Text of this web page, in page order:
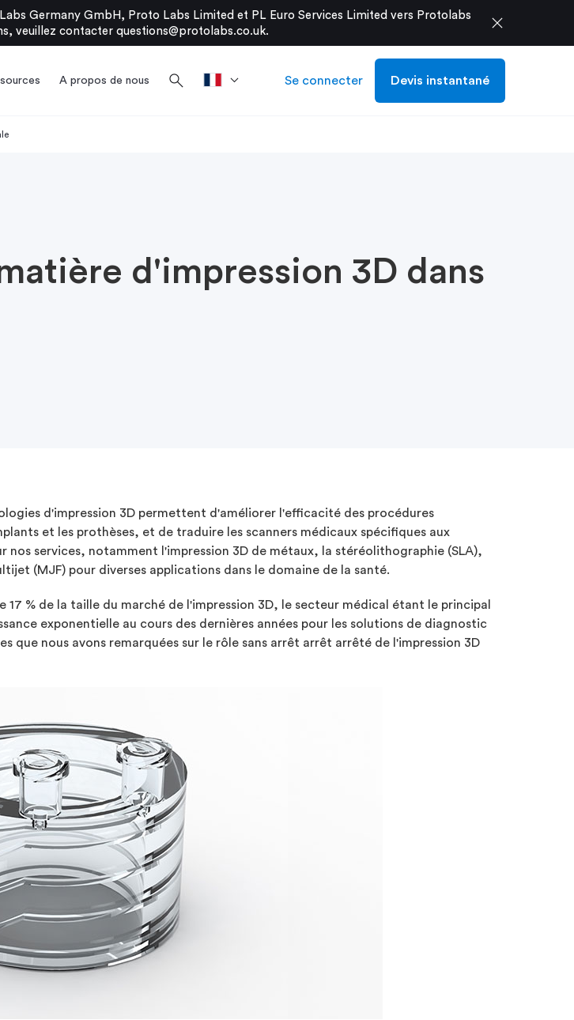
Germany GmbH, Proto Labs Limited et PL Euro Services Limited vers Protolabs
veuillez contacter questions@protolabs.co.uk. close
A propos de nous search Se connecter Devis instantané
d'impression 3D dans
d'impression 3D permettent d'améliorer l'efficacité des procédures
et les prothèses, et de traduire les scanners médicaux spécifiques aux
nos services, notamment l'impression 3D de métaux, la stéréolithographie (SLA),
(MJF) pour diverses applications dans le domaine de la santé.
% de la taille du marché de l'impression 3D, le secteur médical étant le principal
exponentielle au cours des dernières années pour les solutions de diagnostic
nous avons remarquées sur le rôle sans arrêt arrêt arrêté de l'impression 3D